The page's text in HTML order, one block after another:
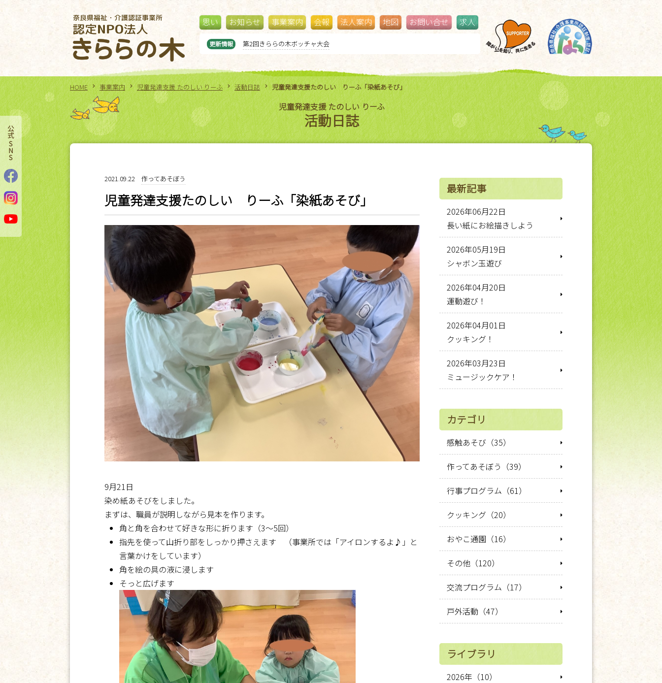
思い お知らせ 事業案内 会報 法人案内 地図 お問い合せ 求人
ボッチャ大会 更新情報 ジブリパークに行ってきました！ 更新情報 鳥見ふるさと夏祭り
HOME 事業案内 児童発達支援 たのしい りーふ 活動日誌 児童発達支援たのしい りーふ「染紙あそび」
児童発達支援 たのしい りーふ
活動日誌
2021.09.22 作ってあそぼう
児童発達支援たのしい りーふ「染紙あそび」
9月21日
染め紙あそびをしました。
まずは、職員が説明しながら見本を作ります。
角と角を合わせて好きな形に折ります（3～5回）
指先を使って山折り部をしっかり押さえます （事業所では「アイロンするよ♪」と
言葉かけをしています）
角を絵の具の液に浸します
そっと広げます
最新記事
2026年06月22日
長い紙にお絵描きしよう
2026年05月19日
シャボン玉遊び
2026年04月20日
運動遊び！
2026年04月01日
クッキング！
2026年03月23日
ミュージックケア！
カテゴリ
感触あそび（35）
作ってあそぼう（39）
行事プログラム（61）
クッキング（20）
おやこ通園（16）
その他（120）
交流プログラム（17）
戸外活動（47）
ライブラリ
2026年（10）